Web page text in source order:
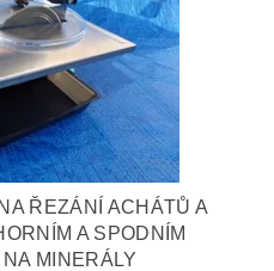
ŘEZÁNÍ ACHÁTŮ A
A SPODNÍM
MINERÁLY